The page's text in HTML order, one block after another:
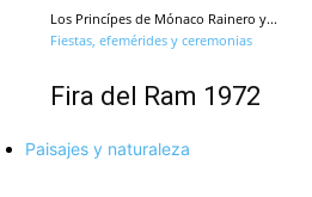
Los Princípes de Mónaco Rainero y...
Fiestas, efemérides y ceremonias
Fira del Ram 1972
Paisajes y naturaleza